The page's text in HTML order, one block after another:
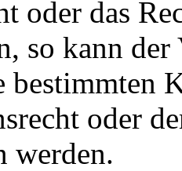
oder das
so kann
bestimmten
oder
werden.